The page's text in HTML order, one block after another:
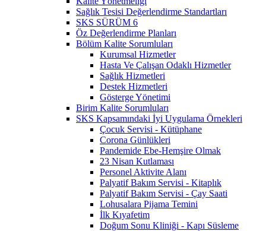
Sağlık Tesisi Değerlendirme Standartları
SKS SÜRÜM 6
Öz Değerlendirme Planları
Bölüm Kalite Sorumluları
Kurumsal Hizmetler
Hasta Ve Çalışan Odaklı Hizmetler
Sağlık Hizmetleri
Destek Hizmetleri
Gösterge Yönetimi
Birim Kalite Sorumluları
SKS Kapsamındaki İyi Uygulama Örnekleri
Çocuk Servisi - Kütüphane
Corona Günlükleri
Pandemide Ebe-Hemşire Olmak
23 Nisan Kutlaması
Personel Aktivite Alanı
Palyatif Bakım Servisi - Kitaplık
Palyatif Bakım Servisi - Çay Saati
Lohusalara Pijama Temini
İlk Kıyafetim
Doğum Sonu Kliniği - Kapı Süsleme